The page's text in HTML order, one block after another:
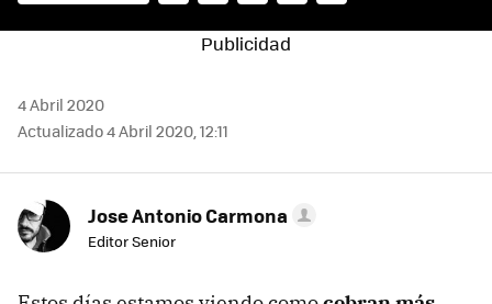
MAIL
4 Abril 2020
Actualizado 4 Abril 2020, 12:11
Jose Antonio Carmona
Editor Senior